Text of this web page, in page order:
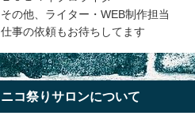
その他、ライター・WEB制作担当
仕事の依頼もお待ちしてます
ニコ祭りサロンについて